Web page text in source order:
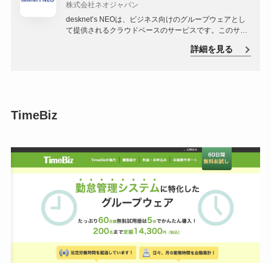
株式会社ネオジャパン
desknet’s NEOは、ビジネス向けのグループウェアとし
て提供されるクラウドベースのサービスです。このサー
ュール共有、コミュニケーション強化、プロジェクト管
詳細を見る
TimeBiz